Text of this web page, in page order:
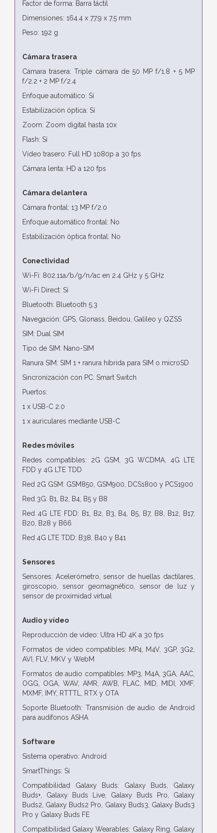
Factor de forma: Barra táctil
Dimensiones: 164.4 x 77.9 x 7.5 mm
Peso: 192 g
Cámara trasera
Cámara trasera: Triple cámara de 50 MP f/1.8 + 5 MP
f/2.2 + 2 MP f/2.4
Enfoque automático: Sí
Estabilización óptica: Sí
Zoom: Zoom digital hasta 10x
Flash: Sí
Vídeo trasero: Full HD 1080p a 30 fps
Cámara lenta: HD a 120 fps
Cámara delantera
Cámara frontal: 13 MP f/2.0
Enfoque automático frontal: No
Estabilización óptica frontal: No
Conectividad
Wi-Fi: 802.11a/b/g/n/ac en 2.4 GHz y 5 GHz
Wi-Fi Direct: Sí
Bluetooth: Bluetooth 5.3
Navegación: GPS, Glonass, Beidou, Galileo y QZSS
SIM: Dual SIM
Tipo de SIM: Nano-SIM
Ranura SIM: SIM 1 + ranura híbrida para SIM o microSD
Sincronización con PC: Smart Switch
Puertos:
1 x USB-C 2.0
1 x auriculares mediante USB-C
Redes móviles
Redes compatibles: 2G GSM, 3G WCDMA, 4G LTE
FDD y 4G LTE TDD
Red 2G GSM: GSM850, GSM900, DCS1800 y PCS1900
Red 3G: B1, B2, B4, B5 y B8
Red 4G LTE FDD: B1, B2, B3, B4, B5, B7, B8, B12, B17,
B20, B28 y B66
Red 4G LTE TDD: B38, B40 y B41
Sensores
Sensores: Acelerómetro, sensor de huellas dactilares,
giroscopio, sensor geomagnético, sensor de luz y
sensor de proximidad virtual
Audio y vídeo
Reproducción de vídeo: Ultra HD 4K a 30 fps
Formatos de vídeo compatibles: MP4, M4V, 3GP, 3G2,
AVI, FLV, MKV y WebM
Formatos de audio compatibles: MP3, M4A, 3GA, AAC,
OGG, OGA, WAV, AMR, AWB, FLAC, MID, MIDI, XMF,
MXMF, IMY, RTTTL, RTX y OTA
Soporte Bluetooth: Transmisión de audio de Android
para audífonos ASHA
Software
Sistema operativo: Android
SmartThings: Sí
Compatibilidad Galaxy Buds: Galaxy Buds, Galaxy
Buds+, Galaxy Buds Live, Galaxy Buds Pro, Galaxy
Buds2, Galaxy Buds2 Pro, Galaxy Buds3, Galaxy Buds3
Pro y Galaxy Buds FE
Compatibilidad Galaxy Wearables: Galaxy Ring, Galaxy